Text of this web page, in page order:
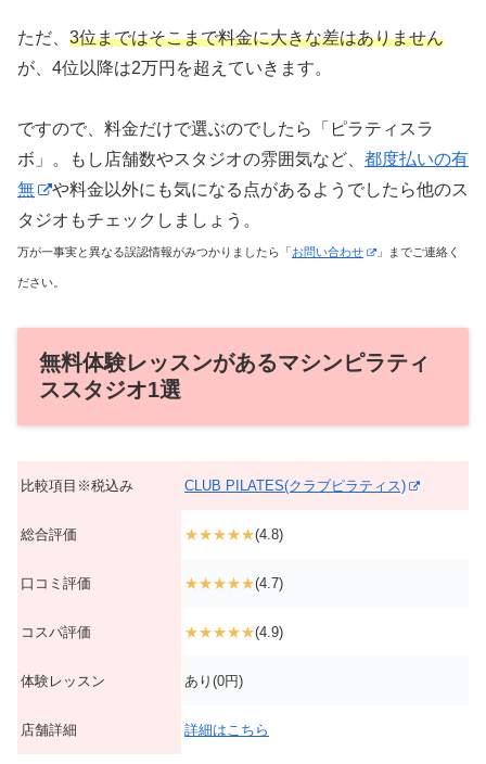
ただ、 3位まではそこまで料金に大きな差はありません
が、4位以降は2万円を超えていきます。
ですので、料金だけで選ぶのでしたら「ピラティスラ
ボ」。もし店舗数やスタジオの雰囲気など、 都度払いの有
無
や料金以外にも気になる点があるようでしたら他のス
タジオもチェックしましょう。
万が一事実と異なる誤認情報がみつかりましたら「 お問い合わせ 」までご連絡く
ださい。
無料体験レッスンがあるマシンピラティ
ススタジオ1選
比較項目※税込み CLUB PILATES(クラブピラティス)
総合評価 ★★★★★(4.8)
口コミ評価 ★★★★★(4.7)
コスパ評価 ★★★★★(4.9)
体験レッスン あり(0円)
店舗詳細 詳細はこちら